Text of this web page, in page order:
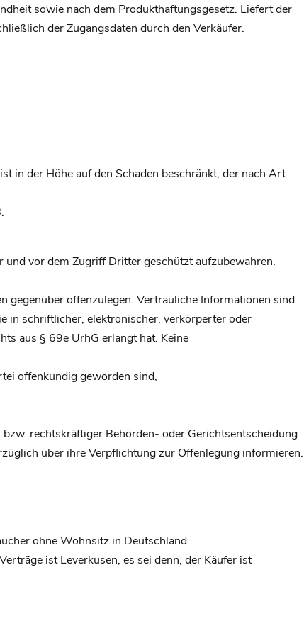
sowie nach dem Produkthaftungsgesetz. Liefert der
der Zugangsdaten durch den Verkäufer.
in der Höhe auf den Schaden beschränkt, der nach Art
vor dem Zugriff Dritter geschützt aufzubewahren.
gegenüber offenzulegen. Vertrauliche Informationen sind
in schriftlicher, elektronischer, verkörperter oder
aus § 69e UrhG erlangt hat. Keine
offenkundig geworden sind,
rechtskräftiger Behörden- oder Gerichtsentscheidung
über ihre Verpflichtung zur Offenlegung informieren.
ohne Wohnsitz in Deutschland.
ist Leverkusen, es sei denn, der Käufer ist